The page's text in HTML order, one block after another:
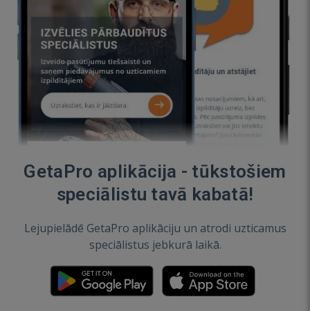
GetaPro aplikācija - tūkstošiem
speciālistu tavā kabatā!
Lejupielādē GetaPro aplikāciju un atrodi uzticamus
speciālistus jebkurā laikā.